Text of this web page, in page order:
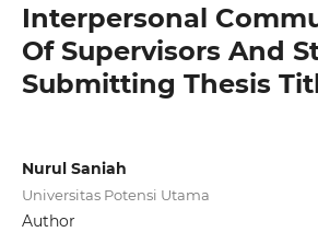
Interpersonal
Of Supervisors And
Submitting Thesis
Nurul Saniah
Universitas Potensi Utama
Author